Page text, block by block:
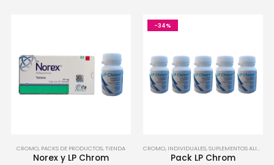
CROMO, PACKS DE PRODUCTOS,TIENDA
Norex y LP Chrom
-34%
CROMO, INDIVIDUALES,SUPLEMENTOS ALIMENTICIOS
Pack LP Chrom